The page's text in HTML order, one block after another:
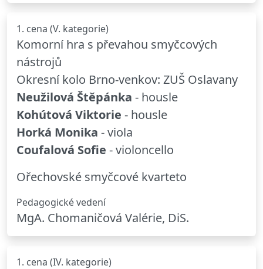
1. cena (V. kategorie)
Komorní hra s převahou smyčcových
nástrojů
Okresní kolo Brno-venkov: ZUŠ Oslavany
Neužilová Štěpánka - housle
Kohútová Viktorie - housle
Horká Monika - viola
Coufalová Sofie - violoncello
Ořechovské smyčcové kvarteto
Pedagogické vedení
MgA. Chomaničová Valérie, DiS.
1. cena (IV. kategorie)